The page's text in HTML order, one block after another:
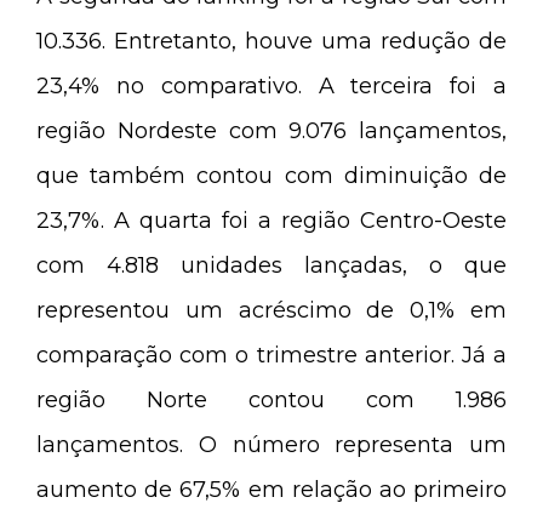
10.336. Entretanto, houve uma redução de
23,4% no comparativo. A terceira foi a
região Nordeste com 9.076 lançamentos,
que também contou com diminuição de
23,7%. A quarta foi a região Centro-Oeste
com 4.818 unidades lançadas, o que
representou um acréscimo de 0,1% em
comparação com o trimestre anterior. Já a
região Norte contou com 1.986
lançamentos. O número representa um
aumento de 67,5% em relação ao primeiro